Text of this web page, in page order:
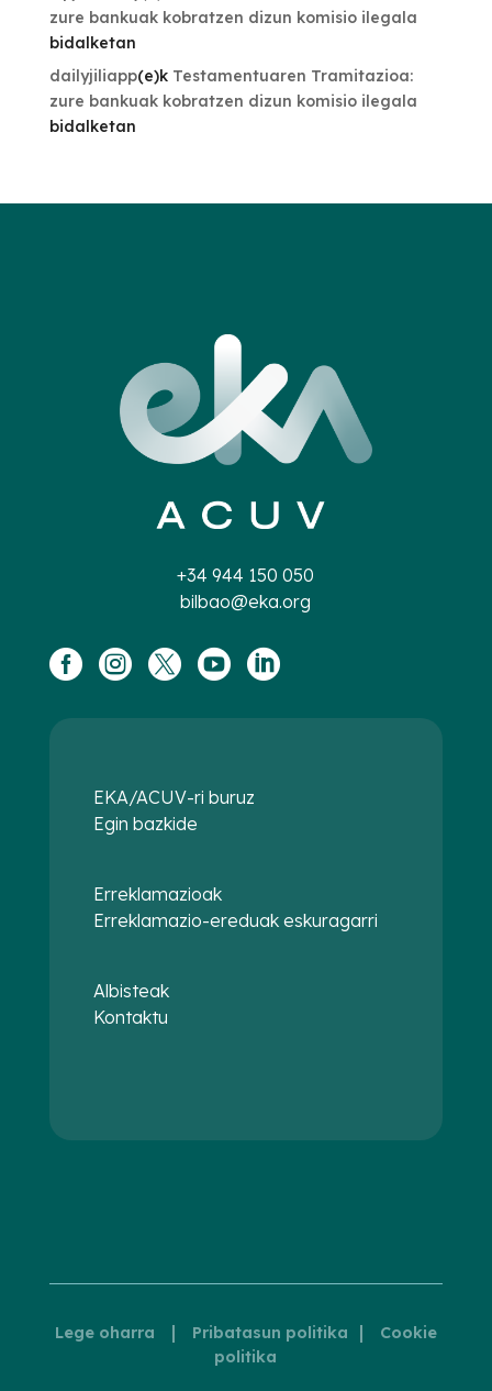
zure bankuak kobratzen dizun komisio ilegala
bidalketan
dailyjiliapp(e)k Testamentuaren Tramitazioa:
zure bankuak kobratzen dizun komisio ilegala
bidalketan
+34 944 150 050
bilbao@eka.org
    
EKA/ACUV-ri buruz
Egin bazkide
Erreklamazioak
Erreklamazio-ereduak eskuragarri
Albisteak
Kontaktu
Lege oharra | Pribatasun politika |
Cookie
politika